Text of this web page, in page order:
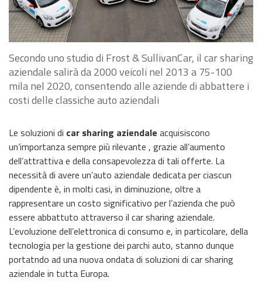
Secondo uno studio di Frost & SullivanCar, il car sharing
aziendale salirà da 2000 veicoli nel 2013 a 75-100
mila nel 2020, consentendo alle aziende di abbattere i
costi delle classiche auto aziendali
Le soluzioni di car sharing aziendale acquisiscono
un’importanza sempre più rilevante , grazie all’aumento
dell’attrattiva e della consapevolezza di tali offerte. La
necessità di avere un’auto aziendale dedicata per ciascun
dipendente è, in molti casi, in diminuzione, oltre a
rappresentare un costo significativo per l’azienda che può
essere abbattuto attraverso il car sharing aziendale.
L’evoluzione dell’elettronica di consumo e, in particolare, della
tecnologia per la gestione dei parchi auto, stanno dunque
portatndo ad una nuova ondata di soluzioni di car sharing
aziendale in tutta Europa.